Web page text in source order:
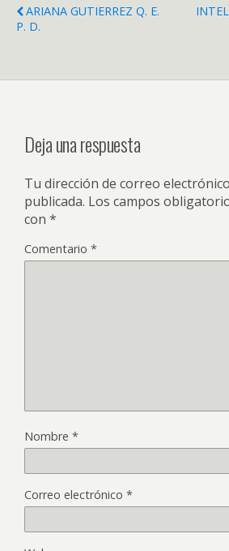
ARIANA GUTIERREZ Q. E.
P. D.
Deja una respuesta
Tu dirección de correo
publicada. Los campos
con *
Comentario *
Nombre *
Correo electrónico *